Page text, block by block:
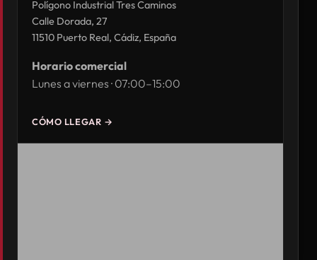
Polígono Industrial Tres Caminos
Calle Dorada, 27
11510 Puerto Real, Cádiz, España
Horario comercial
Lunes a viernes · 07:00–15:00
CÓMO LLEGAR →